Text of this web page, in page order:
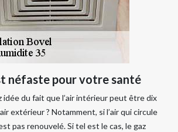
néfaste pour votre santé
idée du fait que l’air intérieur peut être dix
extérieur ? Notamment, si l’air qui circule
pas renouvelé. Si tel est le cas, le gaz